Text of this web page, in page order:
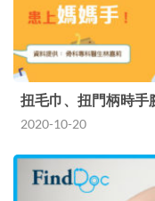
扭毛巾、扭門柄時
2020-10-20